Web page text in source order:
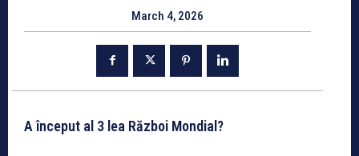
March 4, 2026
A început al 3 lea Război Mondial?